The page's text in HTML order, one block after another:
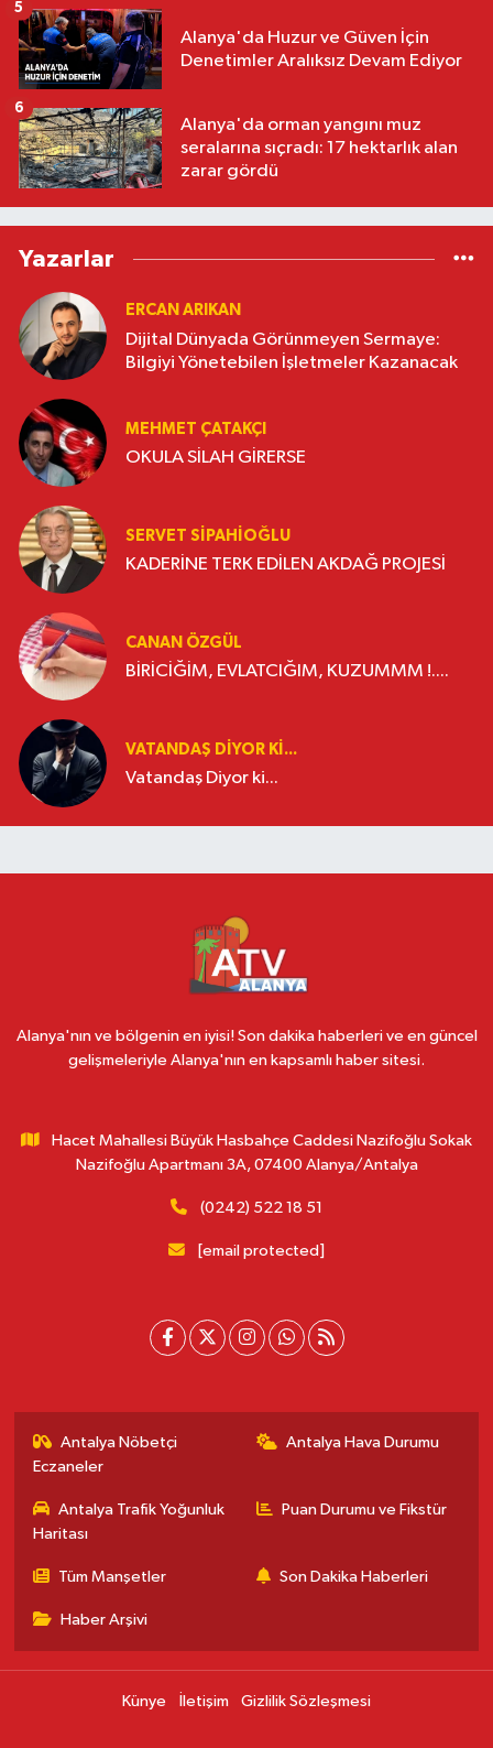
Alanya'da Huzur ve Güven İçin
Denetimler Aralıksız Devam Ediyor
5
Alanya'da orman yangını muz
seralarına sıçradı: 17 hektarlık alan
zarar gördü
6
Yazarlar
ERCAN ARIKAN
Dijital Dünyada Görünmeyen Sermaye:
Bilgiyi Yönetebilen İşletmeler Kazanacak
MEHMET ÇATAKÇI
OKULA SİLAH GİRERSE
SERVET SİPAHİOĞLU
KADERİNE TERK EDİLEN AKDAĞ PROJESİ
CANAN ÖZGÜL
BİRİCİĞİM, EVLATCIĞIM, KUZUMMM !....
VATANDAŞ DIYOR KI...
Vatandaş Diyor ki...
Alanya'nın ve bölgenin en iyisi! Son dakika haberleri ve en güncel
gelişmeleriyle Alanya'nın en kapsamlı haber sitesi.
Hacet Mahallesi Büyük Hasbahçe Caddesi Nazifoğlu Sokak
Nazifoğlu Apartmanı 3A, 07400 Alanya/Antalya
(0242) 522 18 51
[email protected]
Antalya Nöbetçi
Eczaneler
Antalya Hava Durumu
Antalya Trafik Yoğunluk
Haritası
Puan Durumu ve Fikstür
Tüm Manşetler Son Dakika Haberleri
Haber Arşivi
Künye İletişim Gizlilik Sözleşmesi